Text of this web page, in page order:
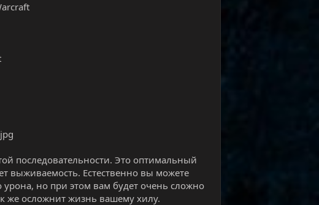
последовательности. Это оптимальный
выживаемость. Естественно вы можете
но при этом вам будет очень сложно
же осложнит жизнь вашему хилу.